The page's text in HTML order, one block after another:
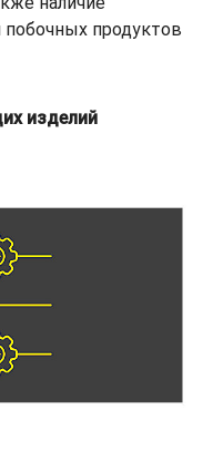
продуктов
изделий